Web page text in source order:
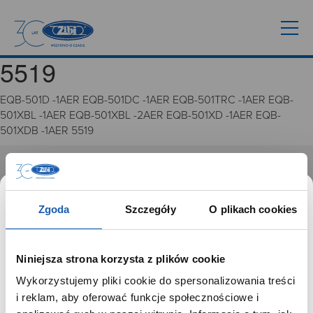
Zgoda Szczegóły O plikach cookies
Niniejsza strona korzysta z plików cookie
Wykorzystujemy pliki cookie do spersonalizowania treści
i reklam, aby oferować funkcje społecznościowe i
5519
EQB-501D -1AER EQB-501DC -1AER EQB-501TRC -1AER EQB-
501XBL -1AER EQB-501XBL -2AER EQB-501XD -1AER EQB-
501XDB -1AER 5519
GRUPA ZIBI
Historia
Kariera
Zgoda na ciasteczka
SZANOWNY UŻYTKOWNIKU,